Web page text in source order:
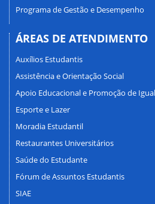
Programa de Gestão e Desempenho
ÁREAS DE ATENDIMENTO
Auxílios Estudantis
Assistência e Orientação Social
Apoio Educacional e Promoção de
Esporte e Lazer
Moradia Estudantil
Restaurantes Universitários
Saúde do Estudante
Fórum de Assuntos Estudantis
SIAE